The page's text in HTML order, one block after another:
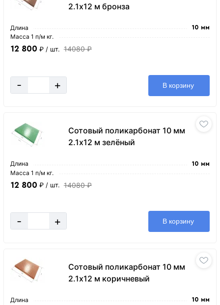
2.1х12 м бронза
Длина 10 мм
Масса 1 п/м кг.
12 800 ₽ / шт. 14080 ₽
- + В корзину
Сотовый поликарбонат 10 мм
2.1х12 м зелёный
Длина 10 мм
Масса 1 п/м кг.
12 800 ₽ / шт. 14080 ₽
- + В корзину
Сотовый поликарбонат 10 мм
2.1х12 м коричневый
Длина 10 мм